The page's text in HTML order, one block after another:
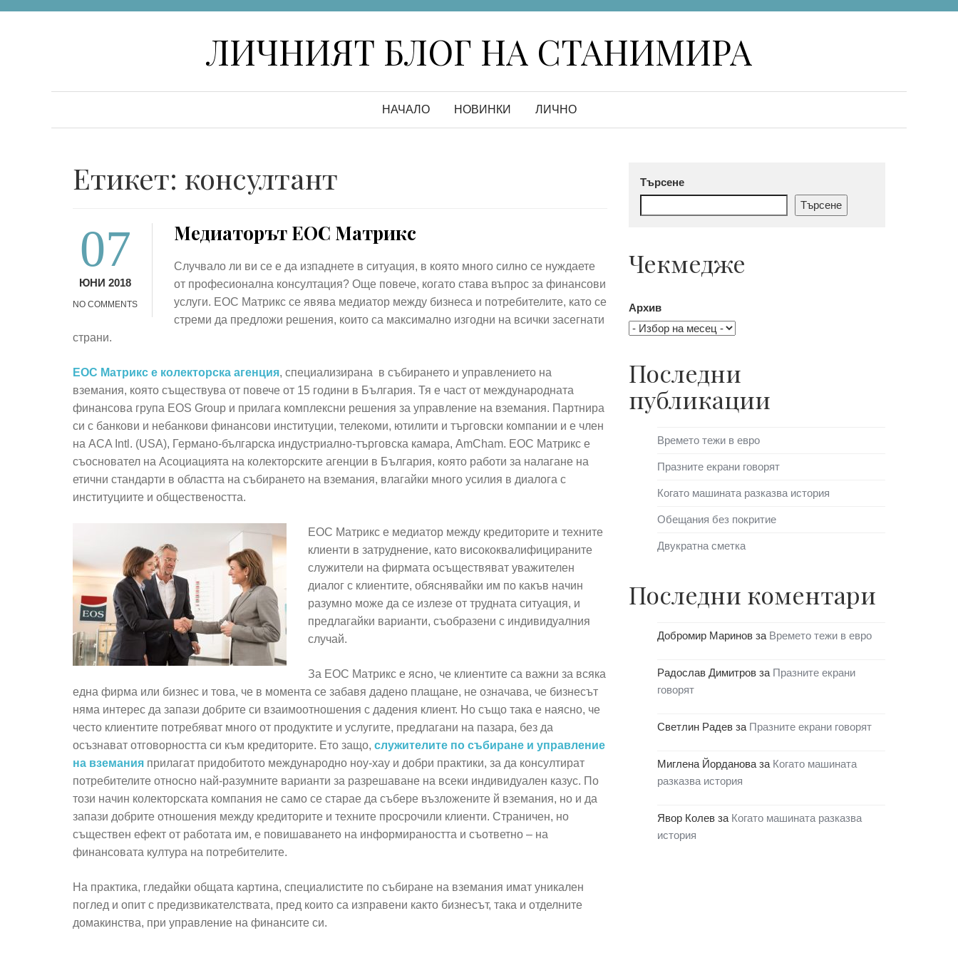
ЛИЧНИЯТ БЛОГ НА СТАНИМИРА
НАЧАЛО НОВИНКИ ЛИЧНО
Етикет: консултант
07
ЮНИ 2018
NO COMMENTS
Медиаторът ЕОС Матрикс
Случвало ли ви се е да изпаднете в ситуация, в която много силно се нуждаете
от професионална консултация? Още повече, когато става въпрос за финансови
услуги. ЕОС Матрикс се явява медиатор между бизнеса и потребителите, като се
стреми да предложи решения, които са максимално изгодни на всички засегнати
страни.
ЕОС Матрикс е колекторска агенция, специализирана в събирането и управлението на
вземания, която съществува от повече от 15 години в България. Тя е част от международната
финансова група EOS Group и прилага комплексни решения за управление на вземания. Партнира
си с банкови и небанкови финансови институции, телекоми, ютилити и търговски компании и е член
на ACA Intl. (USA), Германо-българска индустриално-търговска камара, AmCham. ЕОС Матрикс е
съосновател на Асоциацията на колекторските агенции в България, която работи за налагане на
етични стандарти в областта на събирането на вземания, влагайки много усилия в диалога с
институциите и обществеността.
ЕОС Матрикс е медиатор между кредиторите и техните
клиенти в затруднение, като висококвалифицираните
служители на фирмата осъществяват уважителен
диалог с клиентите, обяснявайки им по какъв начин
разумно може да се излезе от трудната ситуация, и
предлагайки варианти, съобразени с индивидуалния
случай.
За ЕОС Матрикс е ясно, че клиентите са важни за всяка
една фирма или бизнес и това, че в момента се забавя дадено плащане, не означава, че бизнесът
няма интерес да запази добрите си взаимоотношения с дадения клиент. Но също така е наясно, че
често клиентите потребяват много от продуктите и услугите, предлагани на пазара, без да
осъзнават отговорността си към кредиторите. Ето защо, служителите по събиране и управление
на вземания прилагат придобитото международно ноу-хау и добри практики, за да консултират
потребителите относно най-разумните варианти за разрешаване на всеки индивидуален казус. По
този начин колекторската компания не само се старае да събере възложените й вземания, но и да
запази добрите отношения между кредиторите и техните просрочили клиенти. Страничен, но
съществен ефект от работата им, е повишаването на информираността и съответно – на
финансовата култура на потребителите.
На практика, гледайки общата картина, специалистите по събиране на вземания имат уникален
поглед и опит с предизвикателствата, пред които са изправени както бизнесът, така и отделните
домакинства, при управление на финансите си.
Търсене
Търсене
Чекмедже
Архив
Последни
публикации
Времето тежи в евро
Празните екрани говорят
Когато машината разказва история
Обещания без покритие
Двукратна сметка
Последни коментари
Добромир Маринов за Времето тежи в евро
Радослав Димитров за Празните екрани
говорят
Светлин Радев за Празните екрани говорят
Миглена Йорданова за Когато машината
разказва история
Явор Колев за Когато машината разказва
история